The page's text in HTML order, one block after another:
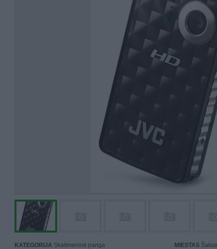
KATEGORIJA Skaitmeninė įranga MIESTAS Šakiai